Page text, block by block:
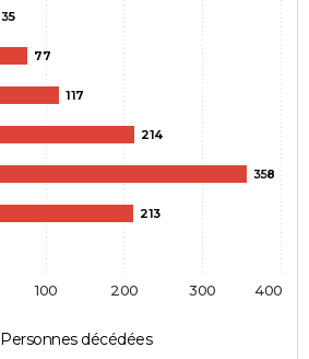
35
77
117
214
358
213
Personnes décédées
100 200 300 400